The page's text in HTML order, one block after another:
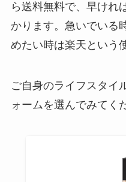
ら送料無料で、早けれ
かります。急いでいる
めたい時は楽天という
ご自身のライフスタイ
ォームを選んでみてく